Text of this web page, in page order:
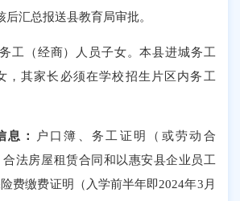
后汇总报送县教育局审批。
工（经商）人员子女。本县进城务工
，其家长必须在学校招生片区内务工
息：
户口簿、务工证明（或劳动合
法房屋租赁合同和以惠安县企业员工
费缴费证明（入学前半年即2024年3 月